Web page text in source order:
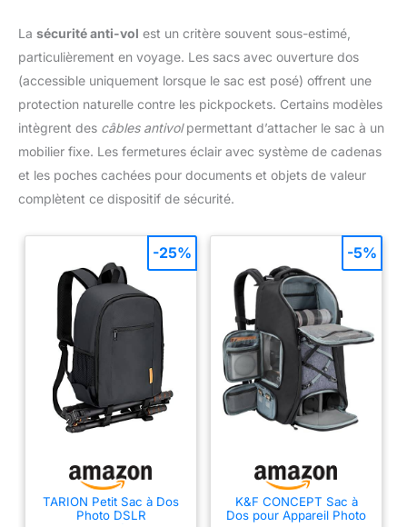
La sécurité anti-vol est un critère souvent sous-estimé,
particulièrement en voyage. Les sacs avec ouverture dos
(accessible uniquement lorsque le sac est posé) offrent une
protection naturelle contre les pickpockets. Certains modèles
intègrent des câbles antivolpermettant d’attacher le sac à un
mobilier fixe. Les fermetures éclair avec système de cadenas
et les poches cachées pour documents et objets de valeur
complètent ce dispositif de sécurité.
TARION Petit Sac à Dos
Photo DSLR
-25%
K&F CONCEPT Sac à
Dos pour Appareil Photo
-5%